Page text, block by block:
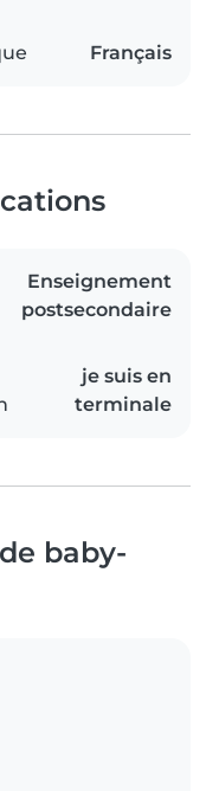
Français
Enseignement
postsecondaire
je suis en
terminale
baby-